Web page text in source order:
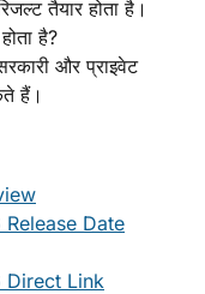
तैयार होता है।
है?
और प्राइवेट
हैं।
Date
Direct Link